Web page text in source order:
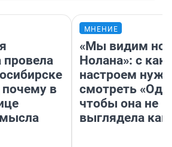
почему в
МНЕНИЕ
«Мы видим
Нолана»: с
настроем
смотреть
чтобы она не
выглядела как